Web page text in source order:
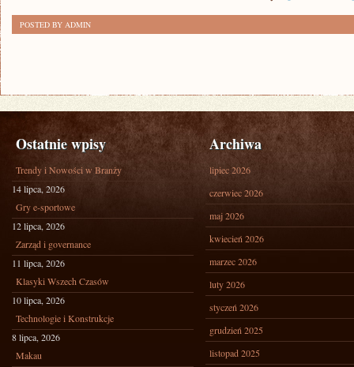
POSTED BY ADMIN
Ostatnie wpisy
Trendy i Nowości w Branży
14 lipca, 2026
Gry e-sportowe
12 lipca, 2026
Zarząd i governance
11 lipca, 2026
Klasyki Wszech Czasów
10 lipca, 2026
Technologie i Konstrukcje
8 lipca, 2026
Makau
Archiwa
lipiec 2026
czerwiec 2026
maj 2026
kwiecień 2026
marzec 2026
luty 2026
styczeń 2026
grudzień 2025
listopad 2025